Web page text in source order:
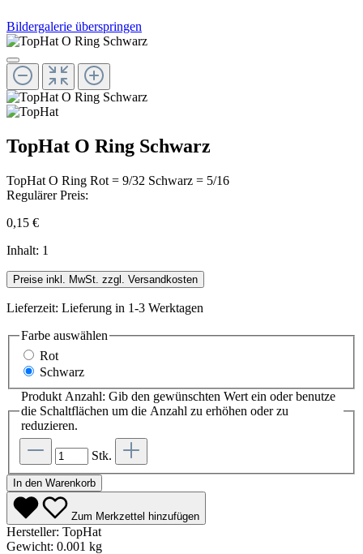
Bildergalerie überspringen
TopHat O Ring Schwarz
TopHat O Ring Rot = 9/32 Schwarz = 5/16
Regulärer Preis:
0,15 €
Inhalt: 1
Preise inkl. MwSt. zzgl. Versandkosten
Lieferzeit: Lieferung in 1-3 Werktagen
Farbe auswählen
Rot
Schwarz
Produkt Anzahl: Gib den gewünschten Wert ein oder benutze
die Schaltflächen um die Anzahl zu erhöhen oder zu
reduzieren.
Stk.
In den Warenkorb
Zum Merkzettel hinzufügen
Hersteller: TopHat
Gewicht: 0.001 kg